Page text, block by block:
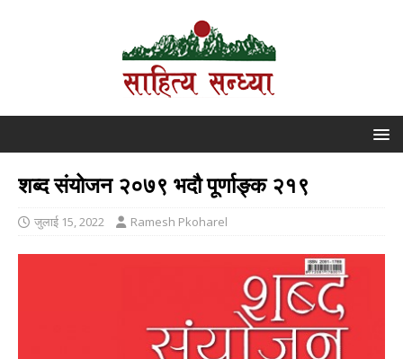
शब्द संयोजन २०७९ भदौ पूर्णाङ्क २१९
जुलाई 15, 2022 Ramesh Pkoharel